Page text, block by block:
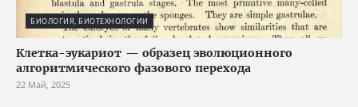
БИОЛОГИЯ, БИОТЕХНОЛОГИИ
Клетка-эукариот — образец эволюционного
алгоритмического фазового перехода
22 Май, 2025